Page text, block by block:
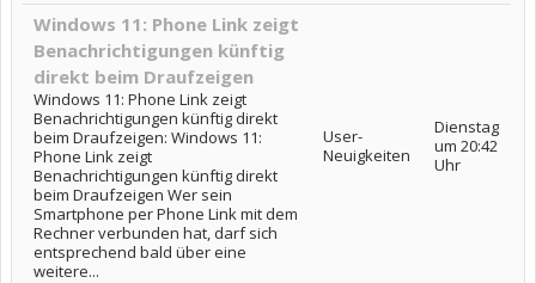
Windows 11: Phone Link zeigt
Benachrichtigungen künftig
direkt beim Draufzeigen
Windows 11: Phone Link zeigt
Benachrichtigungen künftig direkt
beim Draufzeigen: Windows 11:
Phone Link zeigt
Benachrichtigungen künftig direkt
beim Draufzeigen Wer sein
Smartphone per Phone Link mit dem
Rechner verbunden hat, darf sich
entsprechend bald über eine
weitere...
User-
Neuigkeiten
Dienstag
um 20:42
Uhr